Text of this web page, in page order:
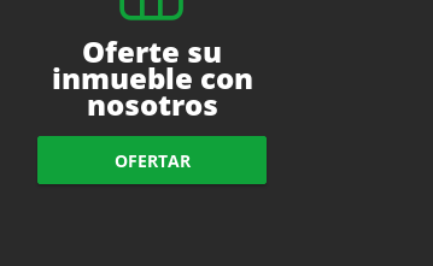
Oferte su
inmueble con
nosotros
OFERTAR